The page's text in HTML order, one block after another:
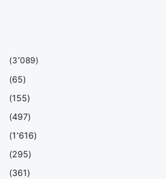
(3٬089)
(65)
(155)
(497)
(1٬616)
(295)
(361)